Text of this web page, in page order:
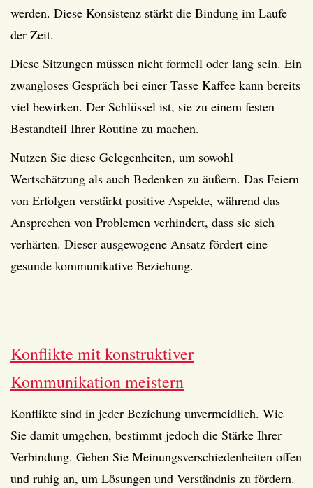
werden. Diese Konsistenz stärkt die Bindung im Laufe
der Zeit.
Diese Sitzungen müssen nicht formell oder lang sein. Ein
zwangloses Gespräch bei einer Tasse Kaffee kann bereits
viel bewirken. Der Schlüssel ist, sie zu einem festen
Bestandteil Ihrer Routine zu machen.
Nutzen Sie diese Gelegenheiten, um sowohl
Wertschätzung als auch Bedenken zu äußern. Das Feiern
von Erfolgen verstärkt positive Aspekte, während das
Ansprechen von Problemen verhindert, dass sie sich
verhärten. Dieser ausgewogene Ansatz fördert eine
gesunde kommunikative Beziehung.
Konflikte mit konstruktiver
Kommunikation meistern
Konflikte sind in jeder Beziehung unvermeidlich. Wie
Sie damit umgehen, bestimmt jedoch die Stärke Ihrer
Verbindung. Gehen Sie Meinungsverschiedenheiten offen
und ruhig an, um Lösungen und Verständnis zu fördern.